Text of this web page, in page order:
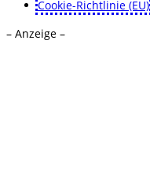
Cookie-Richtlinie (EU)
– Anzeige –